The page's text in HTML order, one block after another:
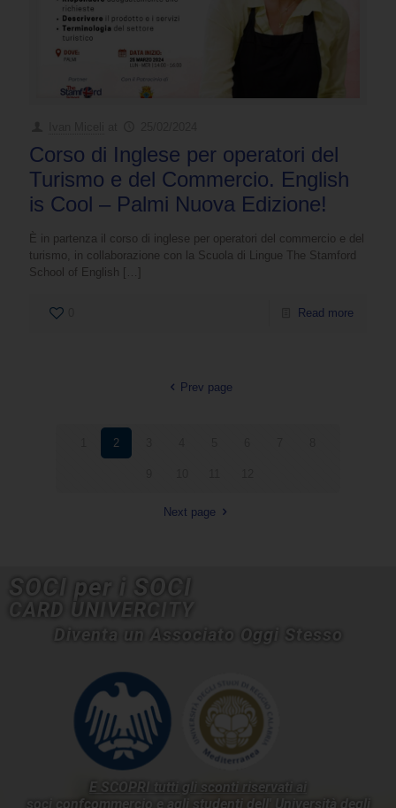
Corso di Inglese per operatori del
Turismo e del Commercio. English
is Cool – Palmi Nuova Edizione!
È in partenza il corso di inglese per operatori del commercio e del
turismo, in collaborazione con la Scuola di Lingue The Stamford
School of English
Read more
Prev page
2
Next page
SOCI per i SOCI
CARD UNIVERCITY
Diventa un Associato Oggi Stesso
E SCOPRI tutti gli sconti riservati ai
soci confcommercio e agli studenti dell'
Università degli